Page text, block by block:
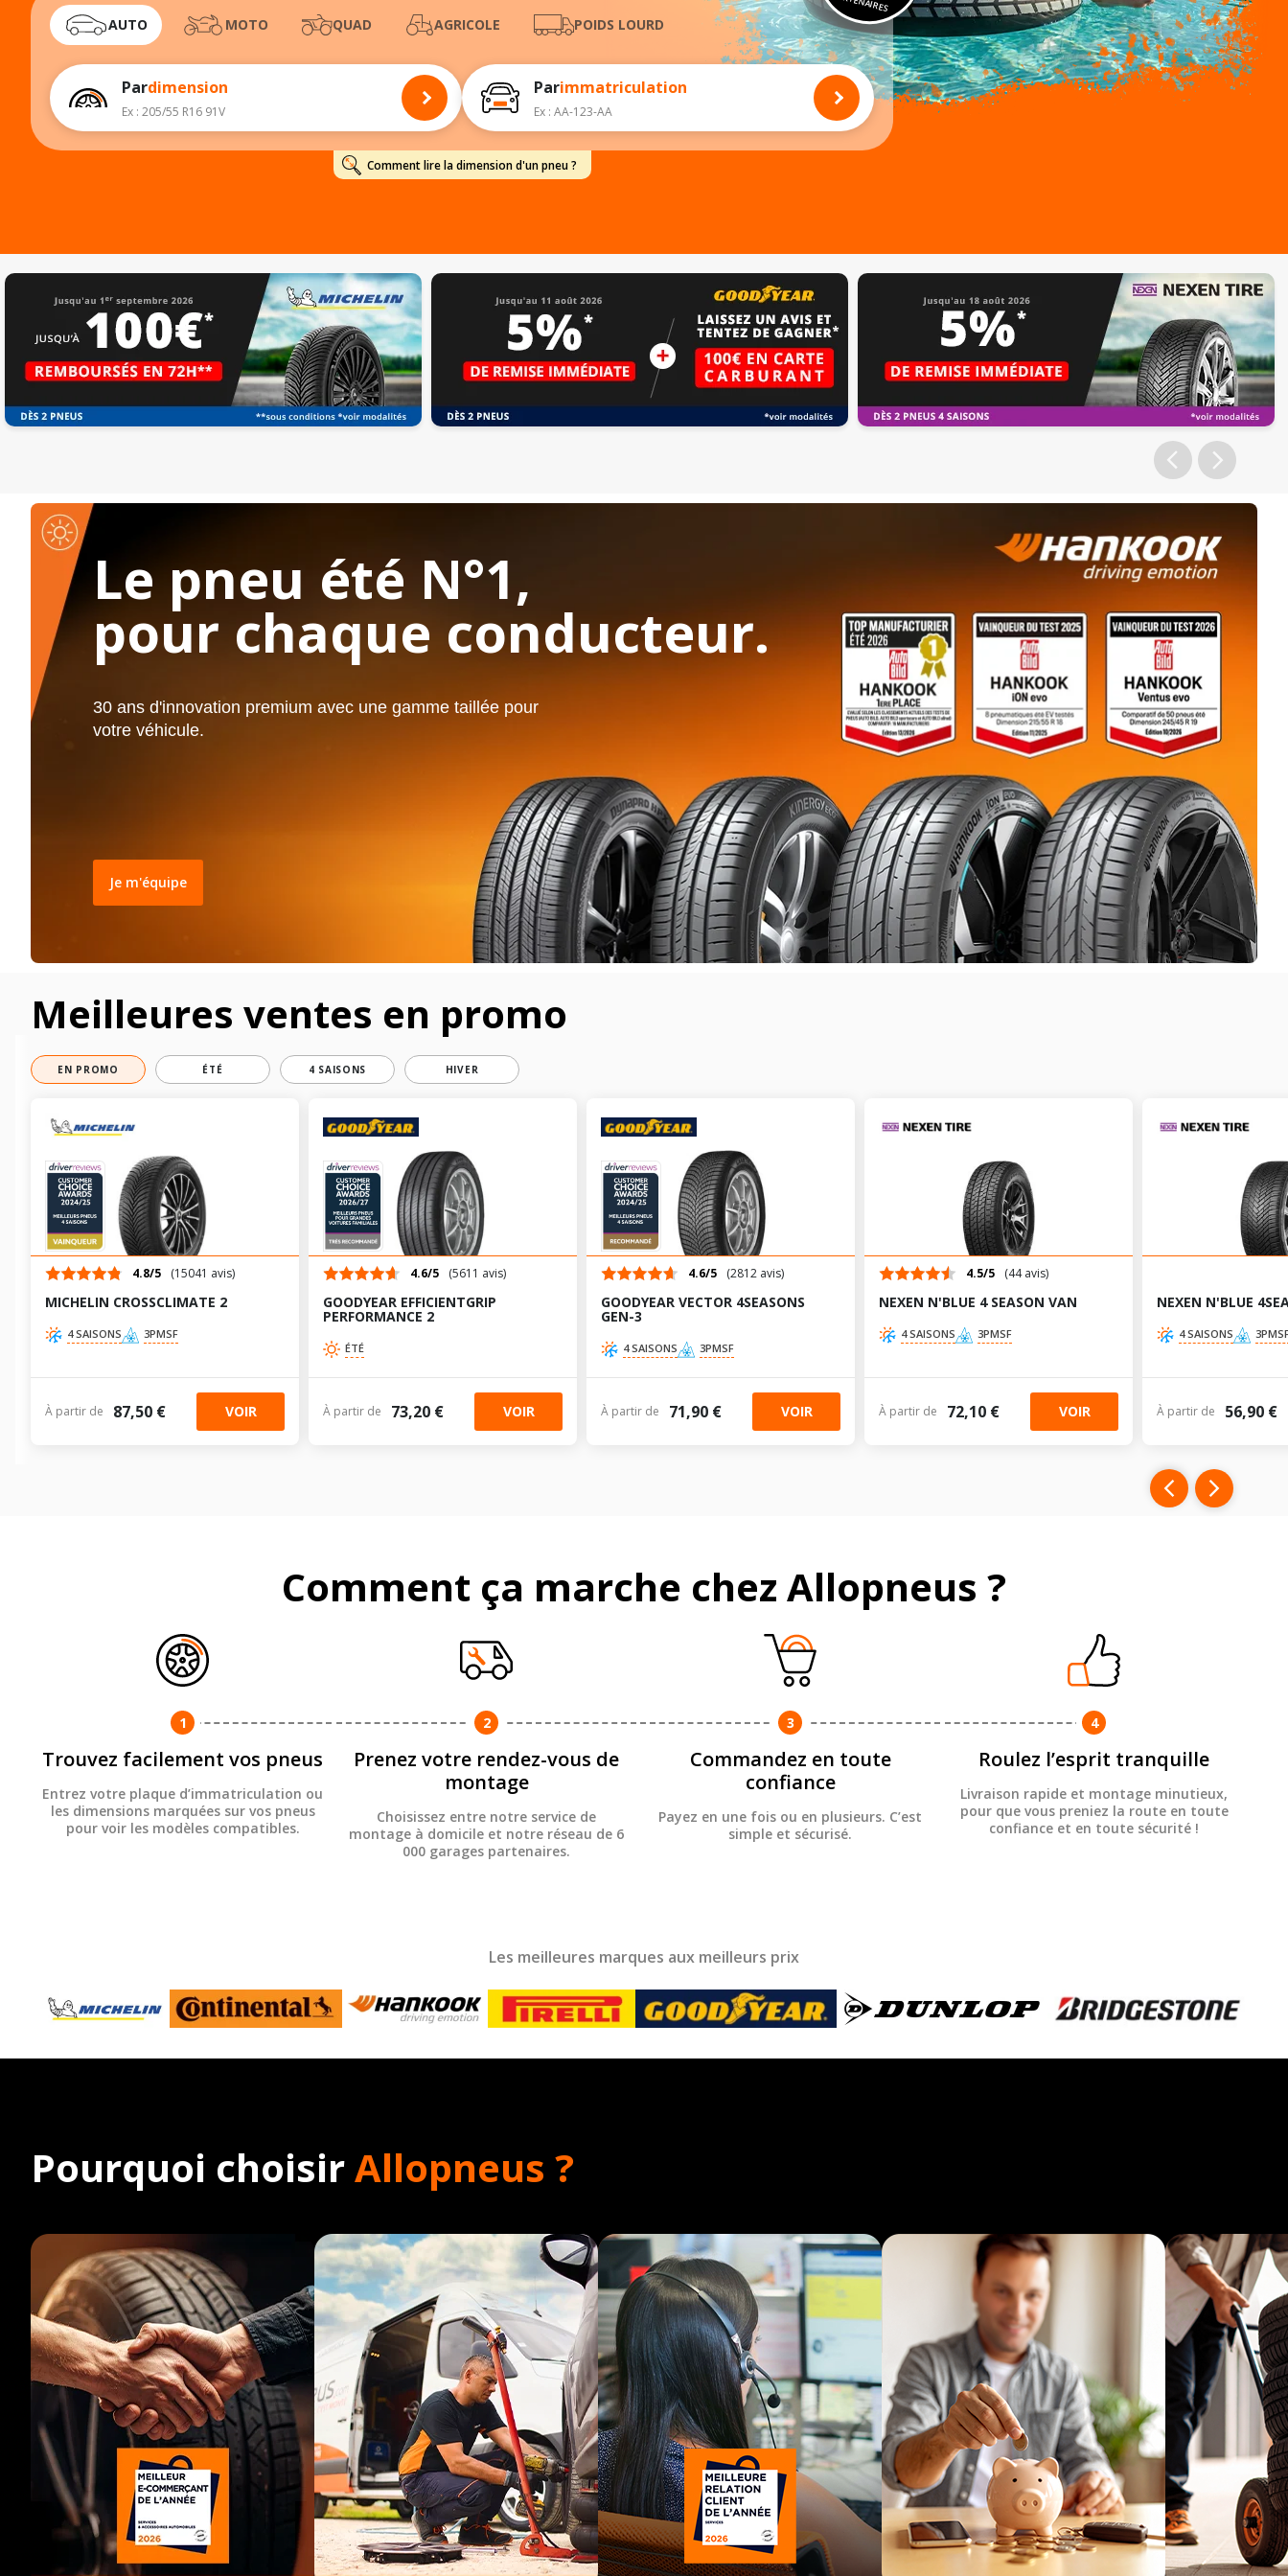
AUTO MOTO QUAD AGRICOLE POIDS LOURD
Pardimension
Ex : 205/55 R16 91V
Parimmatriculation
Ex : AA-123-AA
Comment lire la dimension d'un pneu ?
Le pneu été N°1,
pour chaque conducteur.
30 ans d'innovation premium avec une gamme taillée pour
votre véhicule.
Je m'équipe
Meilleures ventes en promo
EN PROMO ÉTÉ 4 SAISONS HIVER
4.8/5 (15041 avis)
MICHELIN CROSSCLIMATE 2
4 SAISONS 3PMSF
À partir de 87,50 € VOIR
4.6/5 (5611 avis)
GOODYEAR EFFICIENTGRIP
PERFORMANCE 2
ÉTÉ
À partir de 73,20 € VOIR
4.6/5 (2812 avis)
GOODYEAR VECTOR 4SEASONS
GEN-3
4 SAISONS 3PMSF
À partir de 71,90 € VOIR
4.5/5 (44 avis)
NEXEN N'BLUE 4 SEASON VAN
4 SAISONS 3PMSF
À partir de 72,10 € VOIR
NEXEN N'BLUE
4 SAISONS
À partir de 56,90 €
Comment ça marche chez Allopneus ?
1
Trouvez facilement vos pneus
Entrez votre plaque d’immatriculation ou
les dimensions marquées sur vos pneus
pour voir les modèles compatibles.
2
Prenez votre rendez-vous de
montage
Choisissez entre notre service de
montage à domicile et notre réseau de 6
000 garages partenaires.
3
Commandez en toute
confiance
Payez en une fois ou en plusieurs. C’est
simple et sécurisé.
4
Roulez l’esprit tranquille
Livraison rapide et montage minutieux,
pour que vous preniez la route en toute
confiance et en toute sécurité !
Les meilleures marques aux meilleurs prix
Pourquoi choisirAllopneus ?